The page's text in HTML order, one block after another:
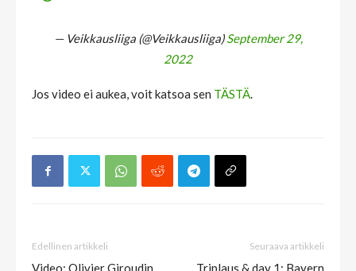
— Veikkausliiga (@Veikkausliiga)September 29,
2022
Jos video ei aukea, voit katsoa sen TÄSTÄ.
Edellinen artikkeli
Video: Olivier Giroudin
Seuraava artikkeli
Triplaus & day 1: Bayern